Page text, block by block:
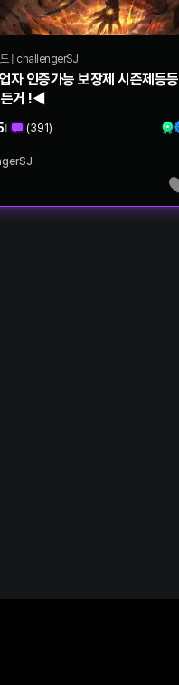
| challengerSJ
자 인증가능 보장제 시즌제등등
든거 !◀
| (391)